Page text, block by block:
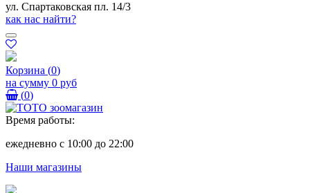
ул. Спартаковская пл. 14/3
как нас найти?
Корзина (0)
на сумму 0 руб
(0)
Время работы:
ежедневно с 10:00 до 22:00
Наши магазины